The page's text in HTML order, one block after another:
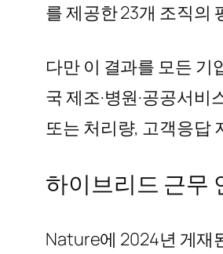
를 제공한 23개 조직의
다만 이 결과를 모든 기
국 제조·병원·공공서
또는 처리량, 고객응답
하이브리드 근무
Nature에 2024년 게재